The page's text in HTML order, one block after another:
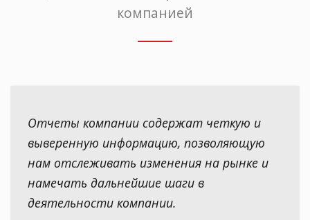
компанией
Отчеты компании содержат четкую и
выверенную информацию, позволяющую
нам отслеживать изменения на рынке и
намечать дальнейшие шаги в
деятельности компании.